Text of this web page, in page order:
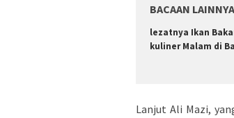
BACAAN LAINNYA
lezatnya Ikan
kuliner Malam di
Lanjut Ali Mazi,